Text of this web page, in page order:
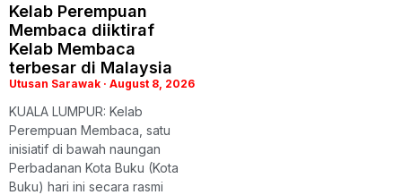
Kelab Perempuan
Membaca diiktiraf
Kelab Membaca
terbesar di Malaysia
Utusan Sarawak August 8, 2026
KUALA LUMPUR: Kelab
Perempuan Membaca, satu
inisiatif di bawah naungan
Perbadanan Kota Buku (Kota
Buku) hari ini secara rasmi